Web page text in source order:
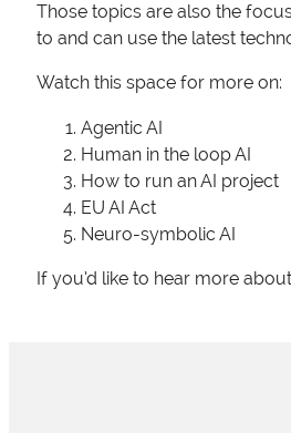
Those topics are also the
to and can use the latest
Watch this space for more on:
Agentic AI
Human in the loop AI
How to run an AI project
EU AI Act
Neuro-symbolic AI
If you’d like to hear more